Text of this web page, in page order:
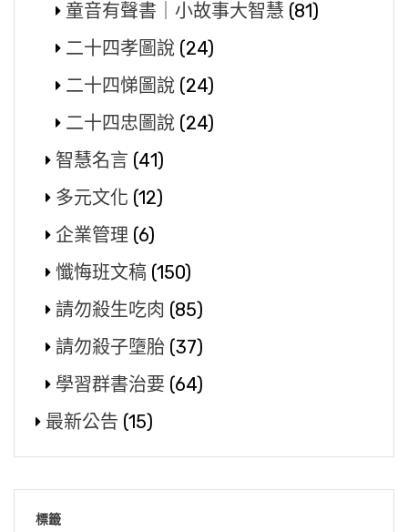
童音有聲書｜小故事大智慧 (81)
二十四孝圖說 (24)
二十四悌圖說 (24)
二十四忠圖說 (24)
智慧名言 (41)
多元文化 (12)
企業管理 (6)
懺悔班文稿 (150)
請勿殺生吃肉 (85)
請勿殺子墮胎 (37)
學習群書治要 (64)
最新公告 (15)
標籤